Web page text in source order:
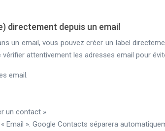
directement depuis un email
un email, vous pouvez créer un label
attentivement les adresses email pour
email.
un contact ».
Email ». Google Contacts séparera